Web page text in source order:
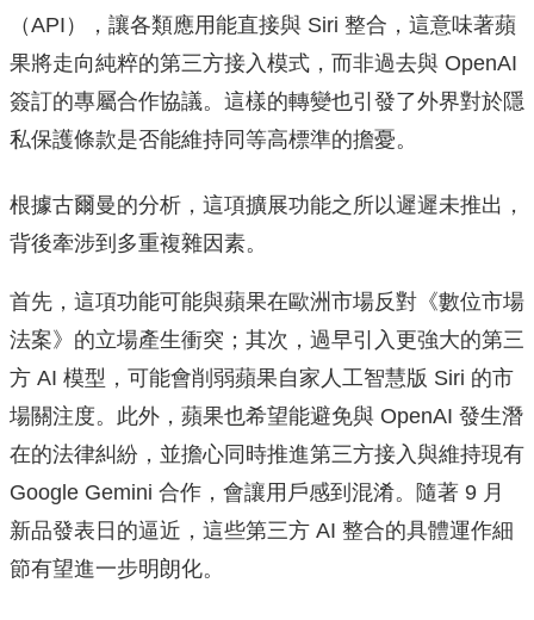
（API），讓各類應用能直接與 Siri 整合，這意味著蘋
果將走向純粹的第三方接入模式，而非過去與 OpenAI
簽訂的專屬合作協議。這樣的轉變也引發了外界對於隱
私保護條款是否能維持同等高標準的擔憂。
根據古爾曼的分析，這項擴展功能之所以遲遲未推出，
背後牽涉到多重複雜因素。
首先，這項功能可能與蘋果在歐洲市場反對《數位市場
法案》的立場產生衝突；其次，過早引入更強大的第三
方 AI 模型，可能會削弱蘋果自家人工智慧版 Siri 的市
場關注度。此外，蘋果也希望能避免與 OpenAI 發生潛
在的法律糾紛，並擔心同時推進第三方接入與維持現有
Google Gemini 合作，會讓用戶感到混淆。隨著 9 月
新品發表日的逼近，這些第三方 AI 整合的具體運作細
節有望進一步明朗化。